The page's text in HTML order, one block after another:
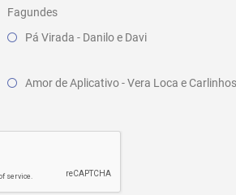
Fagundes
Pá Virada - Danilo e Davi
Amor de Aplicativo - Vera Loca e